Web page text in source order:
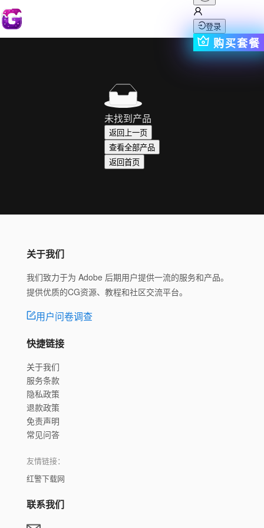
登录
购买套餐
未找到产品
返回上一页
查看全部产品
返回首页
关于我们
我们致力于为 Adobe 后期用户提供一流的服务和产品。
提供优质的CG资源、教程和社区交流平台。
用户问卷调查
快捷链接
关于我们
服务条款
隐私政策
退款政策
免责声明
常见问答
友情链接：
红警下载网
联系我们